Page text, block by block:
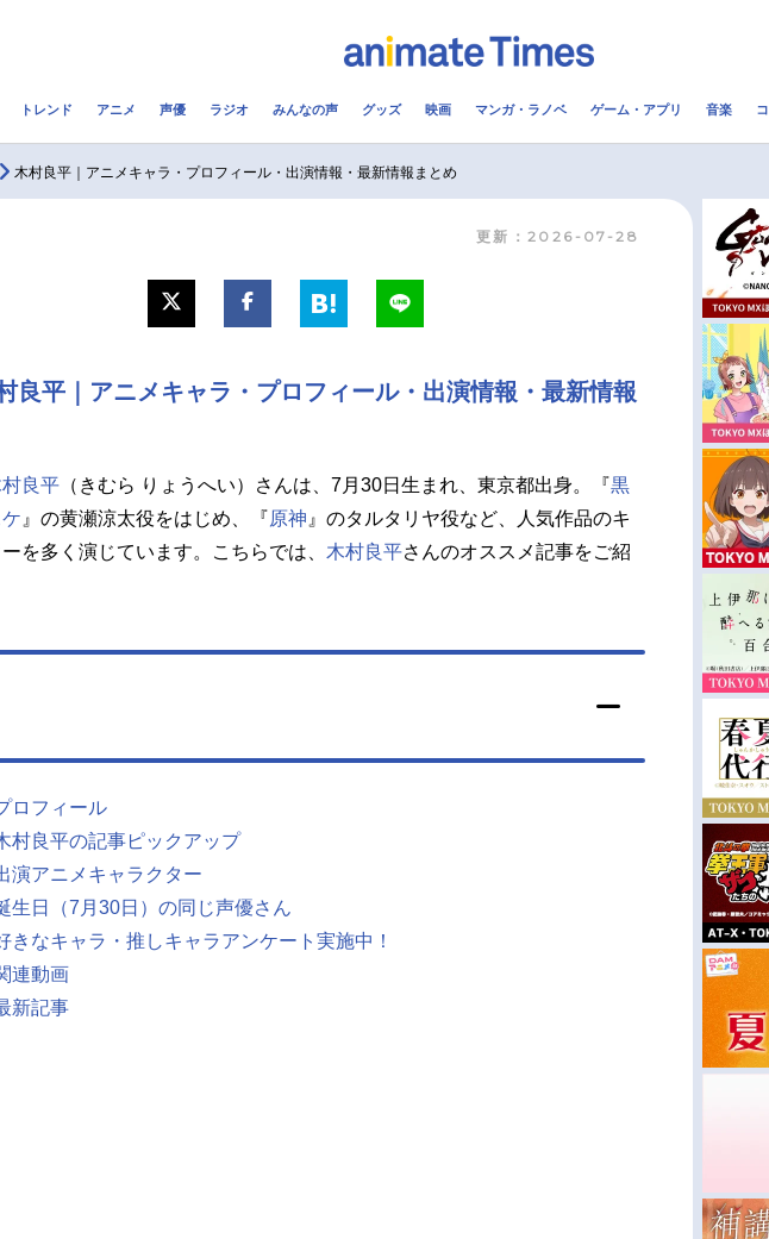
2.5次元 配信・
声優記事一覧
アニメ映画一覧
男性声優/女性声優一覧
今期アニメ曜日別一覧
夏アニメ
トレンド アニメ 声優 ラジオ みんなの声 グッズ 映画 マンガ・ラノベ ゲーム・アプリ 音楽
木村良平｜アニメキャラ・プロフィール・出演情報・最新情報まとめ
更新：2026-07-28
良平｜アニメキャラ・プロフィール・出演情報・最新情報
良平 （きむら りょうへい）さんは、7月30日生まれ、東京都出身。『黒
』の黄瀬涼太役をはじめ、『原神 』のタルタリヤ役など、人気作品のキ
を多く演じています。こちらでは、 木村良平さんのオススメ記事をご紹
ロフィール
村良平の記事ピックアップ
演アニメキャラクター
生日（7月30日）の同じ声優さん
きなキャラ・推しキャラアンケート実施中！
連動画
新記事